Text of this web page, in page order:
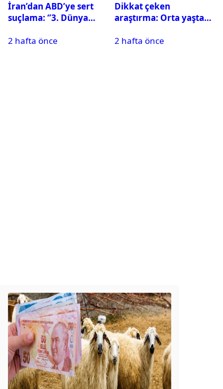
İran’dan ABD’ye sert
suçlama: ‘’3. Dünya
silahları kullandılar’’
2 hafta önce
Dikkat çeken
araştırma: Orta yaşta
beyni küçültebilir
2 hafta önce